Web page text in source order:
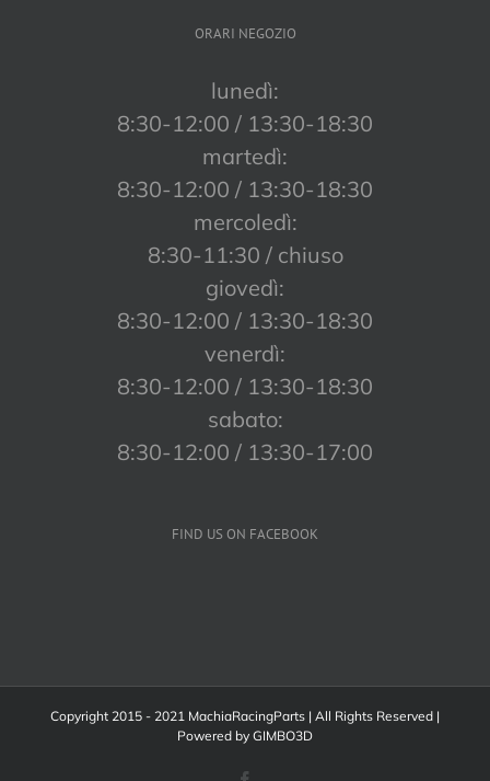
ORARI NEGOZIO
lunedì:
8:30-12:00 / 13:30-18:30
martedì:
8:30-12:00 / 13:30-18:30
mercoledì:
8:30-11:30 / chiuso
giovedì:
8:30-12:00 / 13:30-18:30
venerdì:
8:30-12:00 / 13:30-18:30
sabato:
8:30-12:00 / 13:30-17:00
FIND US ON FACEBOOK
Copyright 2015 - 2021 MachiaRacingParts | All Rights Reserved |
Powered by GIMBO3D